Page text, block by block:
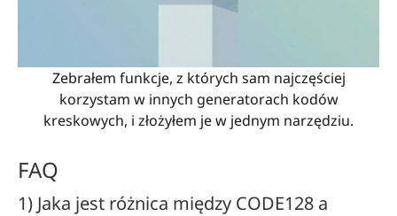
Zebrałem funkcje, z których sam najczęściej
korzystam w innych generatorach kodów
kreskowych, i złożyłem je w jednym narzędziu.
FAQ
1) Jaka jest różnica między CODE128 a